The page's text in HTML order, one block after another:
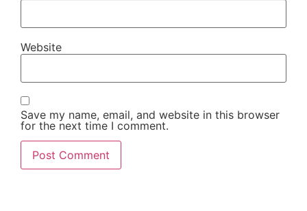
Website
Save my name, email, and website in this browser
for the next time I comment.